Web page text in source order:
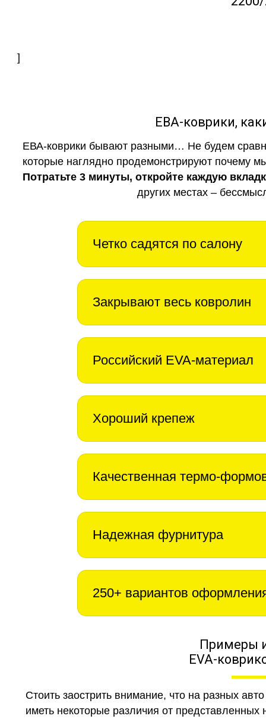
]
ЕВА-коврики,
ЕВА-коврики бывают разными… Не будем
которые наглядно продемонстрируют почему
Потратьте 3 минуты, откройте каждую
других местах –
Четко садятся по салону
Закрывают весь ковролин
Российский EVA-материал
Хороший крепеж
Качественная термо-
Надежная фурнитура
250+ вариантов
Примеры
EVA-
Стоить заострить внимание, что на разных
иметь некоторые различия от